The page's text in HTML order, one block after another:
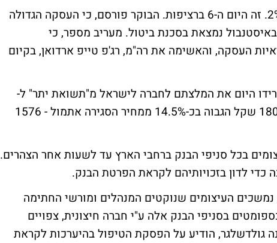
מניות החברה לישראל ממשיכות לרדת בכ-2%. זה היום ה-6 ברציפות. הבוקר פורסם, כי העסקה הגדולה
נמצאת בסכנת ביטול. מעריב מספר, כי
העסקה, והאשימה את רה"מ, רג'פ טייפ ארדואן, בקיום
היום את המלצתם לחברה לישראל מ"תשואת יתר" ל-
"תשואת שוק". אך העלו את מחיר היעד ל-1805 שקל הגבוה בכ-14.5% ממחיר הסגירה אתמול - 1576
1.8% זאת למרות העיצומים בכל סניפי הבנק ברחבי הארץ עד לשעות אחר הצהרים.
כדי לדון בזכויותיהם לקראת הפרטת הבנק.
הבינלאומי מאבדות 0.5%. ברק, נמשכים העיצומים שנוקטים המנהלים ומורשי החתימה
בסניפי הבנק אלה ע"י חברה חיצונית, צפויים
גולדשלגר, הודיע על הפסקת הטיפול בהיערכות לקראת